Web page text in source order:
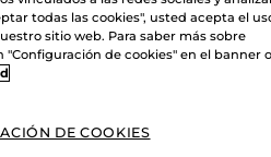
con un maquillaje
todas las cookies", usted acepta el
sitio web. Para saber más sobre
de cookies" en el banner o
DE COOKIES